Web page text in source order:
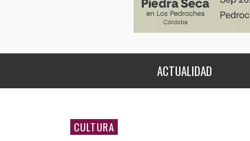
ACTUALIDAD
CULTURA